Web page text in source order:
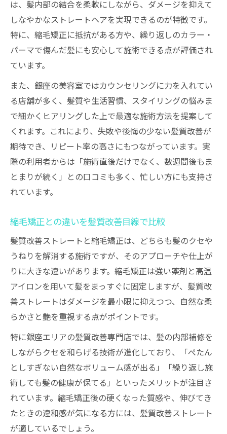
は、髪内部の結合を柔軟にしながら、ダメージを抑えて
しなやかなストレートヘアを実現できるのが特徴です。
特に、縮毛矯正に抵抗がある方や、繰り返しのカラー・
パーマで傷んだ髪にも安心して施術できる点が評価され
ています。
また、銀座の美容室ではカウンセリングに力を入れてい
る店舗が多く、髪質や生活習慣、スタイリングの悩みま
で細かくヒアリングした上で最適な施術方法を提案して
くれます。これにより、失敗や後悔の少ない髪質改善が
期待でき、リピート率の高さにもつながっています。実
際の利用者からは「施術直後だけでなく、数週間後もま
とまりが続く」との口コミも多く、忙しい方にも支持さ
れています。
縮毛矯正との違いを髪質改善目線で比較
髪質改善ストレートと縮毛矯正は、どちらも髪のクセや
うねりを解消する施術ですが、そのアプローチや仕上が
りに大きな違いがあります。縮毛矯正は強い薬剤と高温
アイロンを用いて髪をまっすぐに固定しますが、髪質改
善ストレートはダメージを最小限に抑えつつ、自然な柔
らかさと艶を重視する点がポイントです。
特に銀座エリアの髪質改善専門店では、髪の内部補修を
しながらクセを和らげる技術が進化しており、「ぺたん
としすぎない自然なボリューム感が出る」「繰り返し施
術しても髪の健康が保てる」といったメリットが注目さ
れています。縮毛矯正後の硬くなった質感や、伸びてき
たときの違和感が気になる方には、髪質改善ストレート
が適しているでしょう。